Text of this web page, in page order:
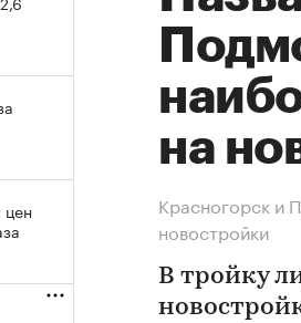
на
Красногорск и
новостройки
В тройку